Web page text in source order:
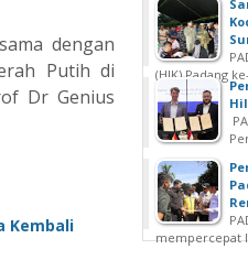
dengan
Putih di
Dr Genius
Kembali
(HJK) Padang
mempercepat